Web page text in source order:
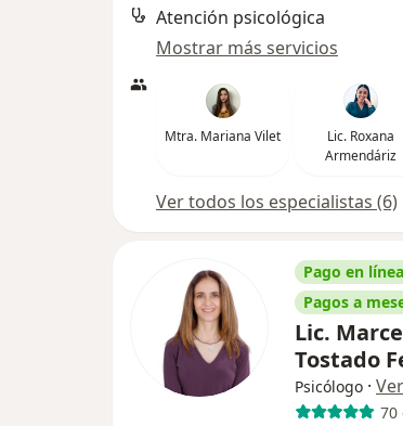
Atención psicológica
Mostrar más servicios
Mtra. Mariana Vilet
Lic. Roxana
Armendáriz
Ver todos los especialistas (6)
Pago en línea
Pagos a
Lic.
Tostado
Psicólogo ·
70